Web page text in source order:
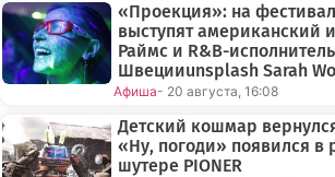
«Проекция»: на
выступят американский
Раймс и R&B-
Швецииunsplash Sarah
Афиша- 20 августа, 16:08
Детский кошмар
«Ну, погоди» появился в
шутере PIONER